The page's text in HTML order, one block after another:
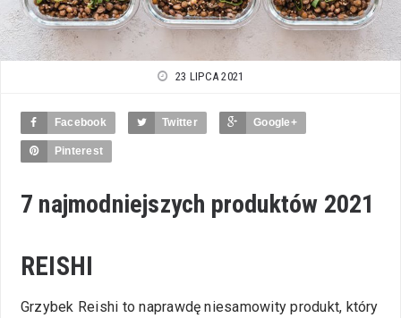
23 LIPCA 2021
Facebook Twitter Google+
Pinterest
7 najmodniejszych produktów 2021
REISHI
Grzybek Reishi to naprawdę niesamowity produkt, który